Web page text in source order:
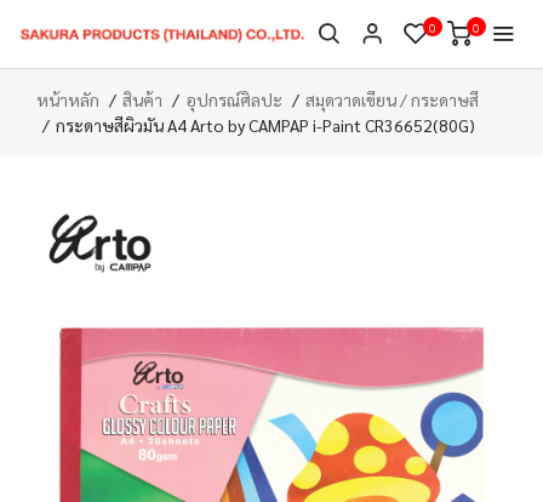
0 0
หน้าหลัก สินค้า อุปกรณ์ศิลปะ
สมุดวาดเขียน / กระดาษสี
กระดาษสีผิวมัน A4 Arto by CAMPAP i-Paint CR36652(80G)